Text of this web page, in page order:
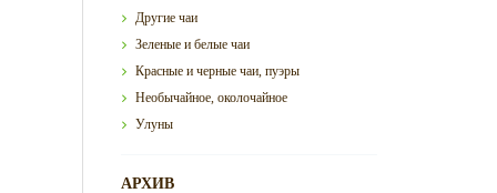
Другие чаи
Зеленые и белые чаи
Красные и черные чаи, пуэры
Необычайное, околочайное
Улуны
АРХИВ